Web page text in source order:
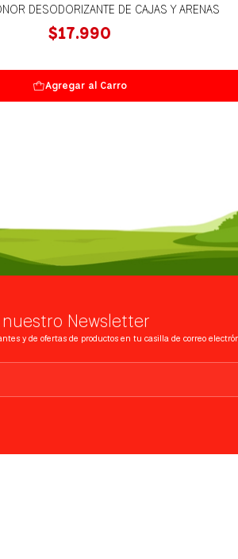
DESODORIZANTE DE CAJAS Y ARENAS
$17.990
Agregar al Carro
Newsletter
y de ofertas de productos en tu casilla de correo